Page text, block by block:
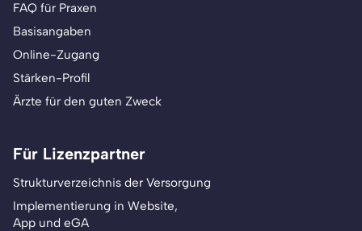
FAQ für Praxen
Basisangaben
Online-Zugang
Stärken-Profil
Ärzte für den guten Zweck
Für Lizenzpartner
Strukturverzeichnis der Versorgung
Implementierung in Website,
App und eGA